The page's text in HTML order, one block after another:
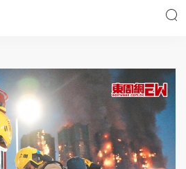
時事財經
優享生活